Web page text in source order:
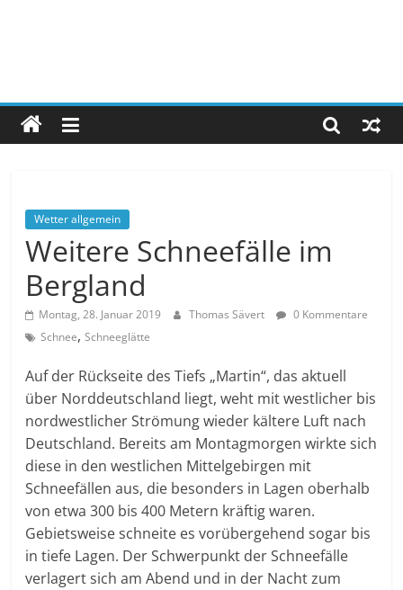
Wetter allgemein
Weitere Schneefälle im
Bergland
Montag, 28. Januar 2019 Thomas Sävert
0 Kommentare
Schnee,Schneeglätte
Auf der Rückseite des Tiefs „Martin“, das aktuell
über Norddeutschland liegt, weht mit westlicher bis
nordwestlicher Strömung wieder kältere Luft nach
Deutschland. Bereits am Montagmorgen wirkte sich
diese in den westlichen Mittelgebirgen mit
Schneefällen aus, die besonders in Lagen oberhalb
von etwa 300 bis 400 Metern kräftig waren.
Gebietsweise schneite es vorübergehend sogar bis
in tiefe Lagen. Der Schwerpunkt der Schneefälle
verlagert sich am Abend und in der Nacht zum